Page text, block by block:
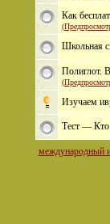
Как
Школьная
Полиглот.
Изучаем
Тест — Кто